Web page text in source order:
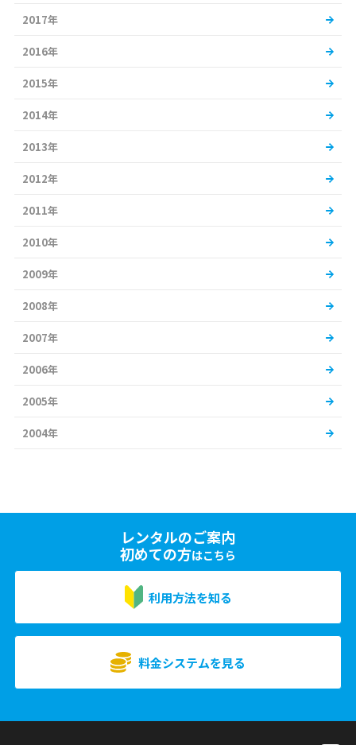
2017年
2016年
2015年
2014年
2013年
2012年
2011年
2010年
2009年
2008年
2007年
2006年
2005年
2004年
レンタルのご案内
初めての方はこちら
利用方法を知る
料金システムを見る